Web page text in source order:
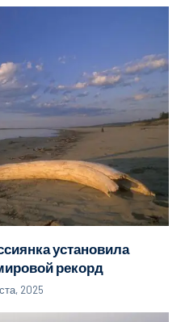
установила
рекорд
2025